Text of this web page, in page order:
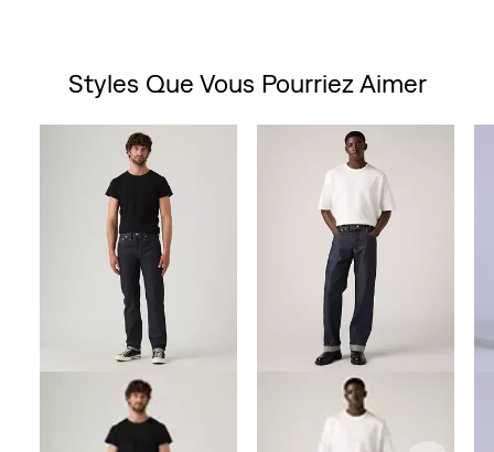
Styles Que Vous Pourriez Aimer